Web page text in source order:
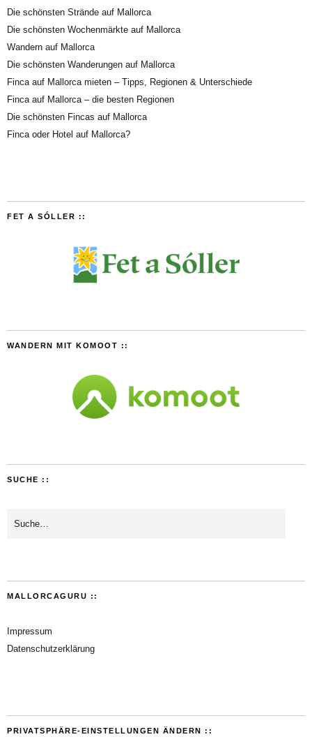
Die schönsten Strände auf Mallorca
Die schönsten Wochenmärkte auf Mallorca
Wandern auf Mallorca
Die schönsten Wanderungen auf Mallorca
Finca auf Mallorca mieten – Tipps, Regionen & Unterschiede
Finca auf Mallorca – die besten Regionen
Die schönsten Fincas auf Mallorca
Finca oder Hotel auf Mallorca?
FET A SÓLLER ::
WANDERN MIT KOMOOT ::
SUCHE ::
MALLORCAGURU ::
Impressum
Datenschutzerklärung
PRIVATSPHÄRE-EINSTELLUNGEN ÄNDERN ::